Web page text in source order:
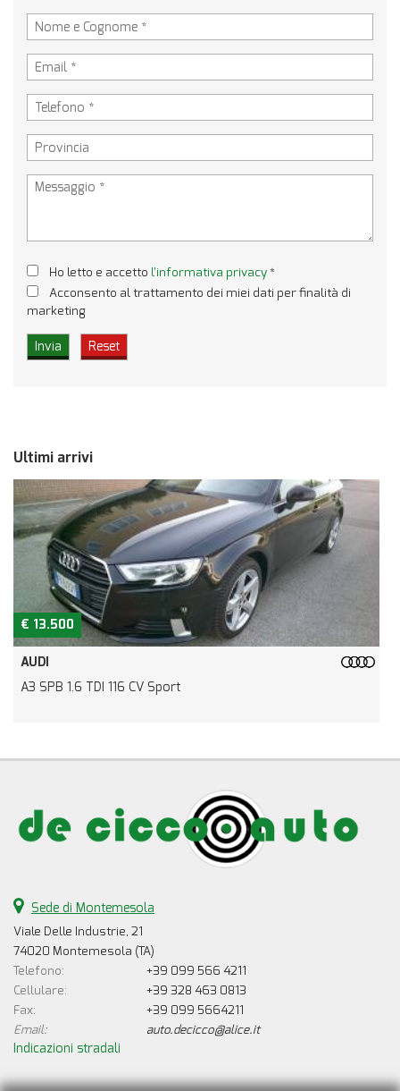
Ho letto e accetto l'informativa privacy*
Acconsento al trattamento dei miei dati per finalità di
marketing
Ultimi arrivi
€ 13.500
AUDI
A3 SPB 1.6 TDI 116 CV Sport
Sede di Montemesola
Viale Delle Industrie, 21
74020 Montemesola (TA)
Telefono:
+39 099 566 4211
Cellulare:
+39 328 463 0813
Fax:
+39 099 5664211
Email:
auto.decicco@alice.it
Indicazioni stradali